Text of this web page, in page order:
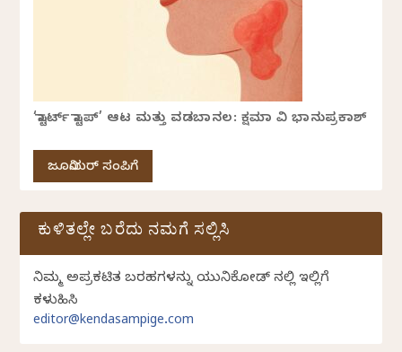
‘ಸ್ಟಾರ್ಟ್ ಸ್ಟಾಪ್’ ಆಟ ಮತ್ತು ವಡಬಾನಲ: ಕ್ಷಮಾ ವಿ ಭಾನುಪ್ರಕಾಶ್
ಜೂನಿಯರ್ ಸಂಪಿಗೆ
ಕುಳಿತಲ್ಲೇ ಬರೆದು ನಮಗೆ ಸಲ್ಲಿಸಿ
ನಿಮ್ಮ ಅಪ್ರಕಟಿತ ಬರಹಗಳನ್ನು ಯುನಿಕೋಡ್ ನಲ್ಲಿ ಇಲ್ಲಿಗೆ
ಕಳುಹಿಸಿ
editor@kendasampige.com